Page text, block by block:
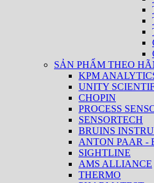
SẢN PHẨM THEO
KPM
UNITY
CHOPIN
PROCESS
SENSORTECH
BRUINS
ANTON PAAR -
SIGHTLINE
AMS ALLIANCE
THERMO